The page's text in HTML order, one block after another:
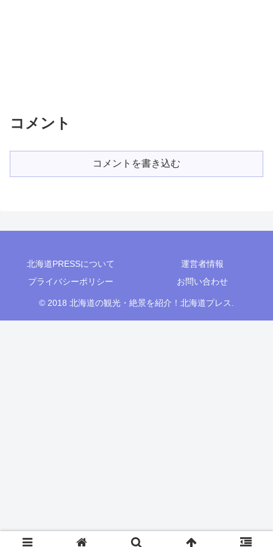
コメント
コメントを書き込む
北海道PRESSについて
運営者情報
プライバシーポリシー
お問い合わせ
© 2018 北海道の観光・絶景を紹介！北海道プレス.